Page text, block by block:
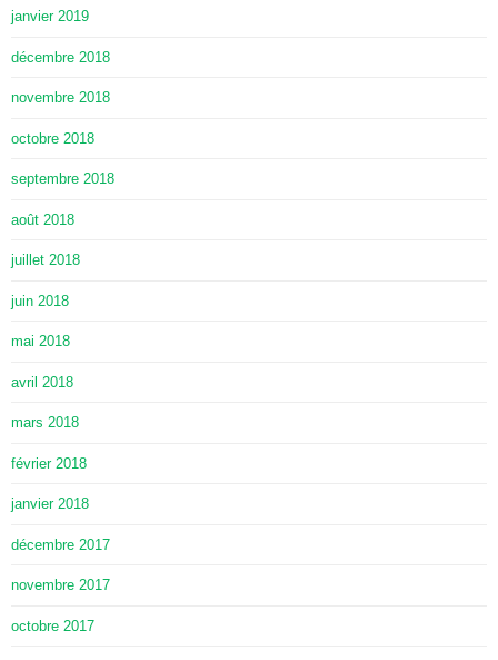
janvier 2019
décembre 2018
novembre 2018
octobre 2018
septembre 2018
août 2018
juillet 2018
juin 2018
mai 2018
avril 2018
mars 2018
février 2018
janvier 2018
décembre 2017
novembre 2017
octobre 2017